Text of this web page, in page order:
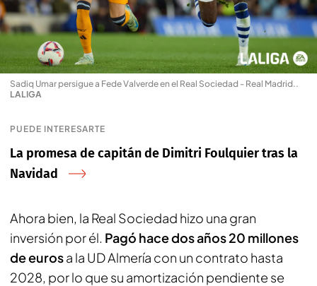
Sadiq Umar persigue a Fede Valverde en el Real Sociedad - Real Madrid..
LALIGA
PUEDE INTERESARTE
La promesa de capitán de Dimitri Foulquier tras la
Navidad
Ahora bien, la Real Sociedad hizo una gran
inversión por él. Pagó hace dos años 20 millones
de eurosa la UD Almería con un contrato hasta
2028, por lo que su amortización pendiente se